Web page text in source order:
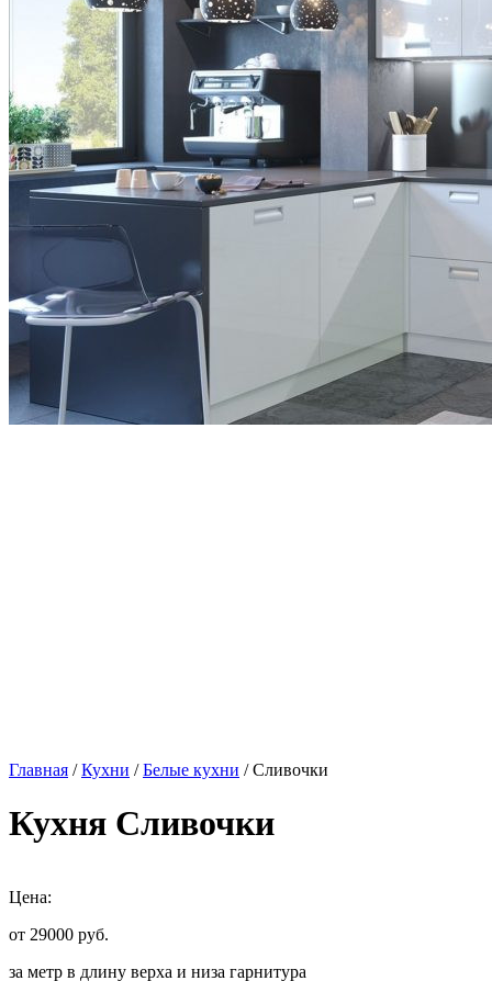
Главная /Кухни /Белые кухни / Сливочки
Кухня Сливочки
Цена:
от 29000 руб.
за метр в длину верха и низа гарнитура